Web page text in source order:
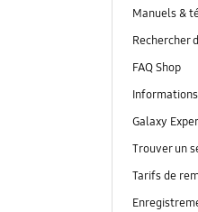
Manuels &
Rechercher
FAQ Shop
Galaxy
Trouver un
Tarifs de